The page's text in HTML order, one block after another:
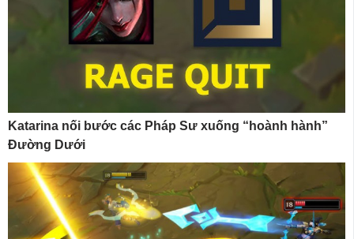
Katarina nối bước các Pháp Sư xuống “hoành hành”
Đường Dưới